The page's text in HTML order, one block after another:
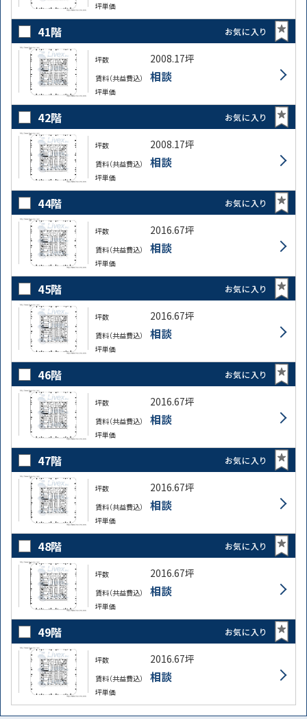
坪単価
41階 お気に入り
坪数 2008.17坪
賃料（共益費込） 相談
坪単価
42階 お気に入り
坪数 2008.17坪
賃料（共益費込） 相談
坪単価
44階 お気に入り
坪数 2016.67坪
賃料（共益費込） 相談
坪単価
45階 お気に入り
坪数 2016.67坪
賃料（共益費込） 相談
坪単価
46階 お気に入り
坪数 2016.67坪
賃料（共益費込） 相談
坪単価
47階 お気に入り
坪数 2016.67坪
賃料（共益費込） 相談
坪単価
48階 お気に入り
坪数 2016.67坪
賃料（共益費込） 相談
坪単価
49階 お気に入り
坪数 2016.67坪
賃料（共益費込） 相談
坪単価